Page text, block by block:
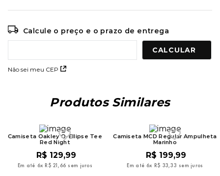
Calcule o preço e o prazo de entrega
Não sei meu CEP
Produtos Similares
Camiseta Oakley O-Ellipse Tee
Red Night
R$ 129,99
Em até 6x R$ 21 , 66 sem juros
Camiseta MCD Regular Ampulheta
Marinho
R$ 199,99
Em até 6x R$ 33,33 sem juros